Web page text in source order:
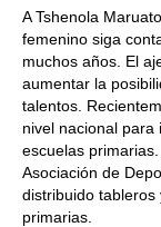
A Tshenola
femenino siga
muchos años. El
aumentar la
talentos.
nivel nacional
escuelas
Asociación de
distribuido
primarias.